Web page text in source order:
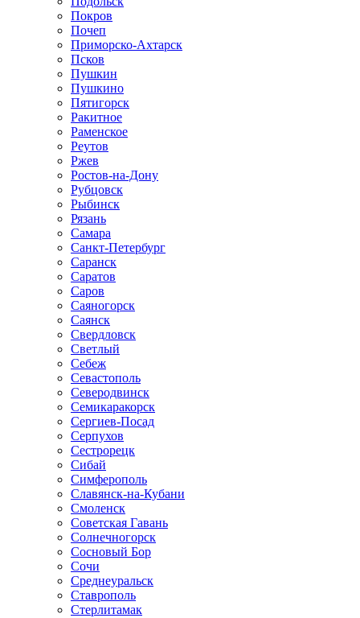
Покров
Почеп
Приморско-Ахтарск
Псков
Пушкин
Пушкино
Пятигорск
Ракитное
Раменское
Реутов
Ржев
Ростов-на-Дону
Рубцовск
Рыбинск
Рязань
Самара
Санкт-Петербург
Саранск
Саратов
Саров
Саяногорск
Саянск
Свердловск
Светлый
Себеж
Севастополь
Северодвинск
Семикаракорск
Сергиев-Посад
Серпухов
Сестрорецк
Сибай
Симферополь
Славянск-на-Кубани
Смоленск
Советская Гавань
Солнечногорск
Сосновый Бор
Сочи
Среднеуральск
Ставрополь
Стерлитамак